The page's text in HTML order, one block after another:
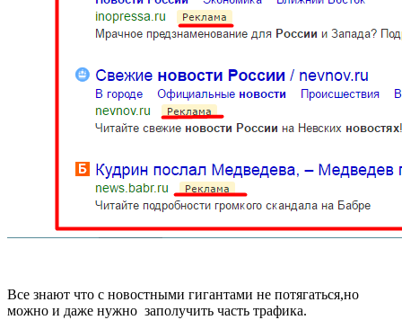
Все знают что с новостными гигантами не потягаться,но
можно и даже нужно заполучить часть трафика.